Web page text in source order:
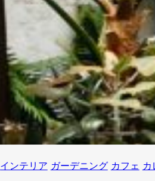
インテリア ガーデニング カフェ カ